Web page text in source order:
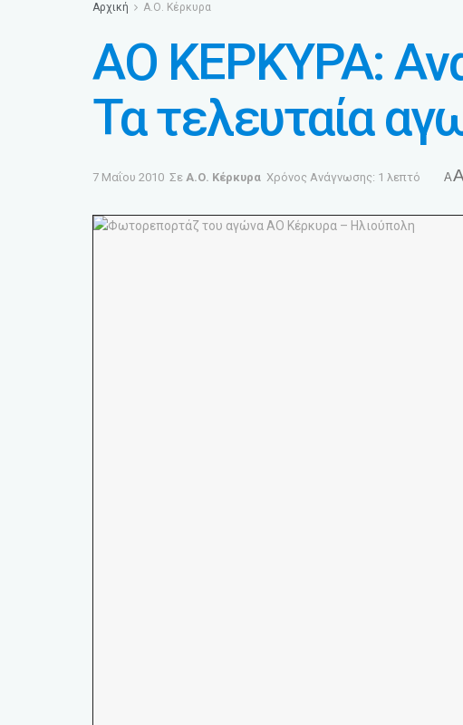
Αρχική Α.Ο. Κέρκυρα
ΑΟ ΚΕΡΚΥΡΑ:
Τα τελευταία
7 Μαΐου 2010 Σε Α.Ο. Κέρκυρα Χρόνος Ανάγνωσης: 1 λεπτό A